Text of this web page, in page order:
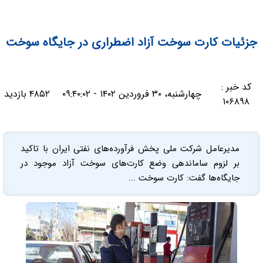
جزئیات کارت سوخت آزاد اضطراری در جایگاه‌ سوخت
کد خبر :
۱۰۶۸۹۸
چهارشنبه، ۳۰ فروردین ۱۴۰۲ - ۰۹:۴۰:۰۲ ۴۸۵۲ بازدید
مدیرعامل شرکت ملی پخش فرآورده‌های نفتی ایران با تاکید
بر لزوم ساماندهی وضع کارت‌های سوخت آزاد موجود در
جایگاه‌ها گفت: کارت سوخت ...